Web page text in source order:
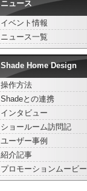
ニュース
イベント情報
ニュース一覧
Shade Home Design
操作方法
Shadeとの連携
インタビュー
ショールーム訪問記
ユーザー事例
紹介記事
プロモーションムービー